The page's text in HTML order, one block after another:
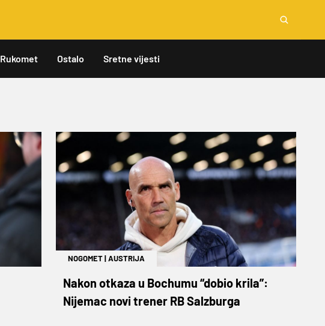
Rukomet Ostalo Sretne vijesti
NOGOMET|AUSTRIJA
Nakon otkaza u Bochumu “dobio krila”:
Nijemac novi trener RB Salzburga